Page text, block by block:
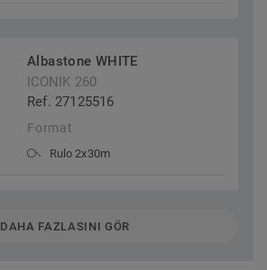
Albastone WHITE
ICONIK 260
Ref. 27125516
Format
Rulo 2x30m
DAHA FAZLASINI GÖR